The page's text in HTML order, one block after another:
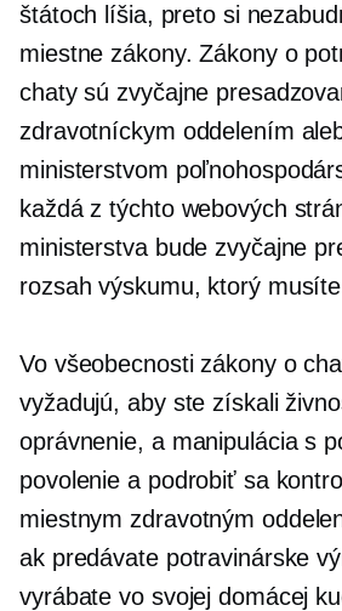
štátoch líšia, preto si
miestne zákony. Zákony o
chaty sú zvyčajne
zdravotníckym oddelením
ministerstvom
každá z týchto webových
ministerstva bude zvyčajne
rozsah výskumu, ktorý
Vo všeobecnosti zákony o
vyžadujú, aby ste získali
oprávnenie, a manipulácia s
povolenie a podrobiť sa
miestnym zdravotným
ak predávate potravinárske
vyrábate vo svojej domácej